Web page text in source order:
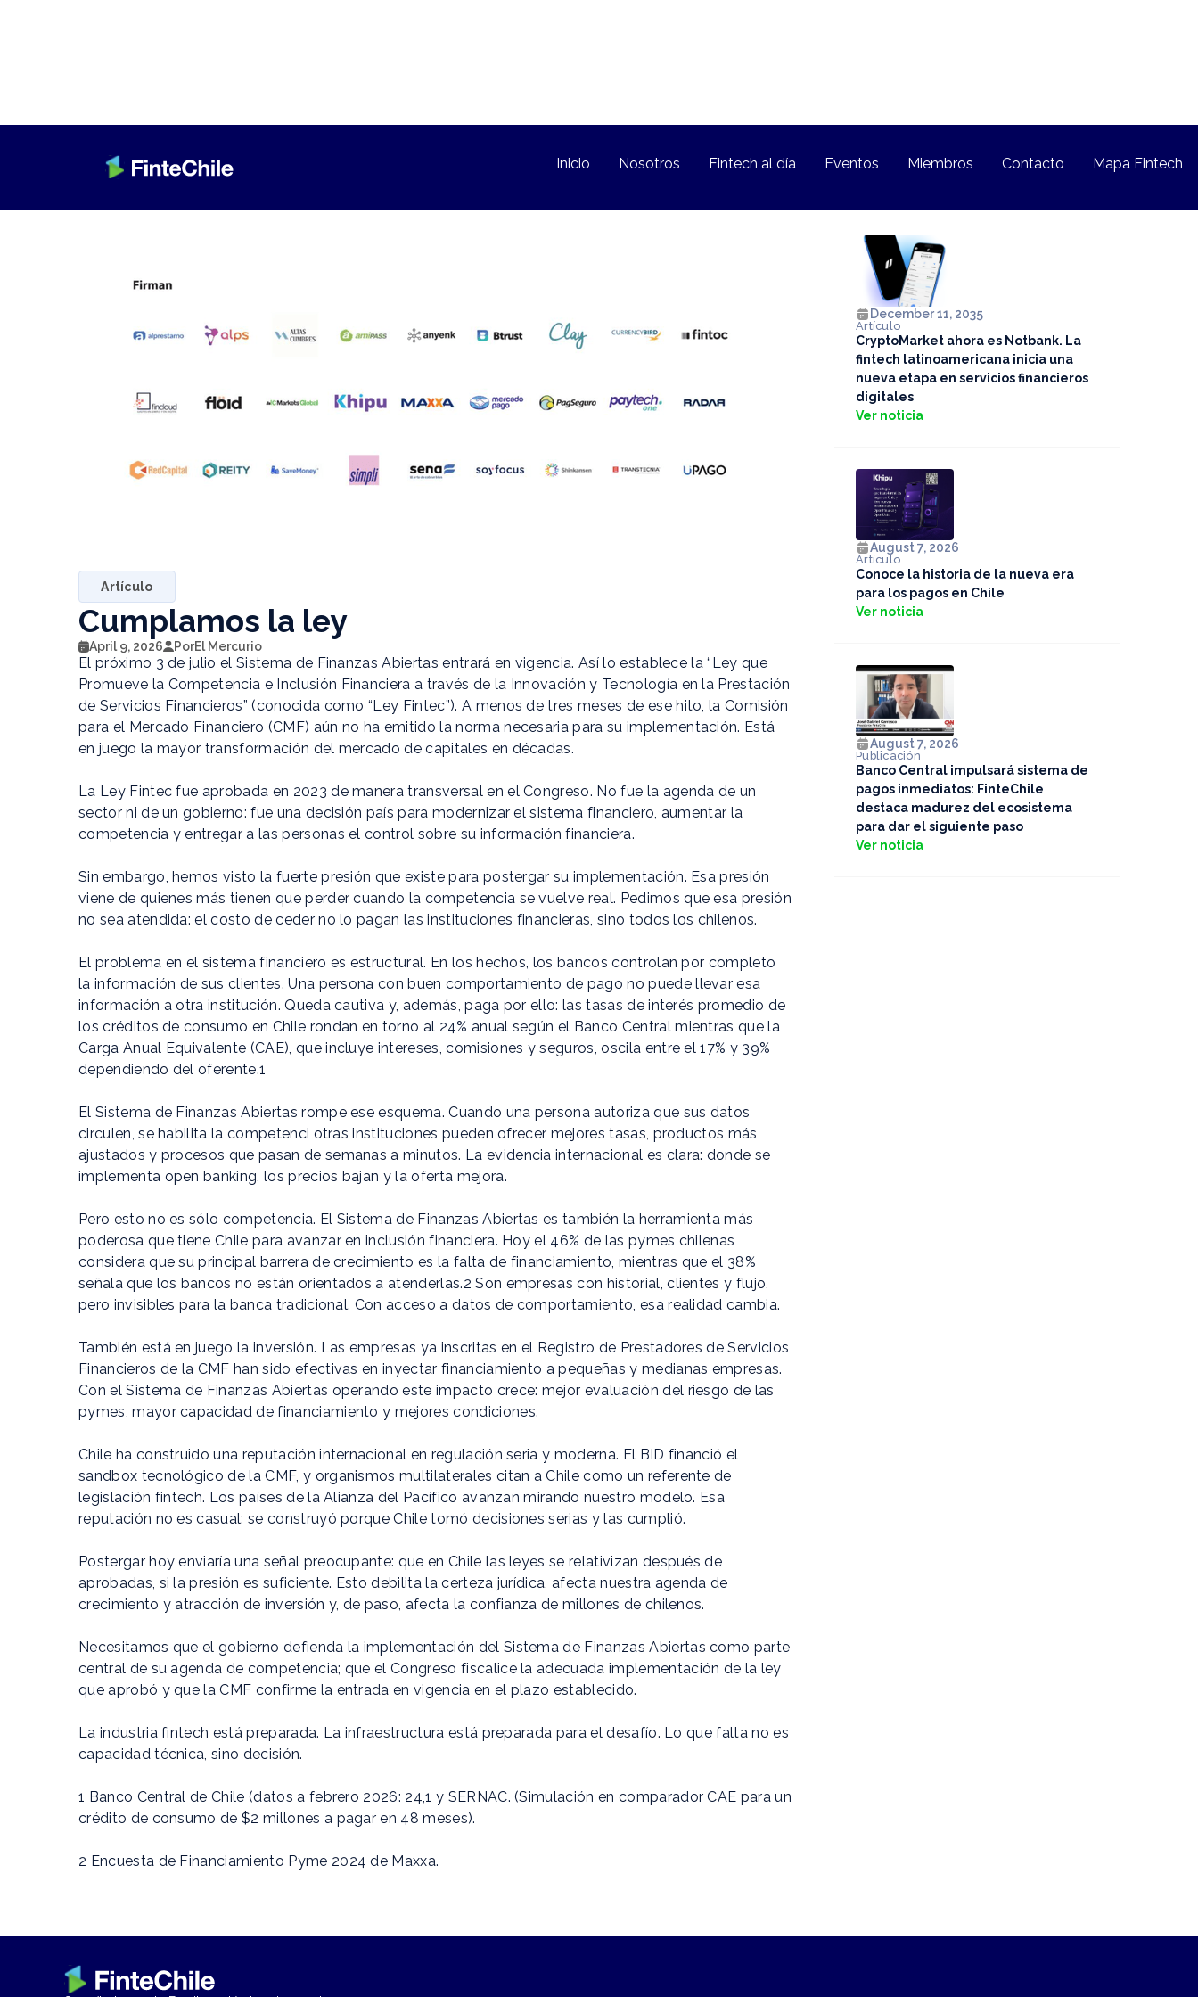
Inicio Nosotros Fintech al día Eventos Miembros Contacto Mapa Fintech
Artículo
Cumplamos la ley
April 9, 2026 PorEl Mercurio
El próximo 3 de julio el Sistema de Finanzas Abiertas entrará en vigencia. Así lo establece la “Ley que
Promueve la Competencia e Inclusión Financiera a través de la Innovación y Tecnología en la Prestación
de Servicios Financieros” (conocida como “Ley Fintec”). A menos de tres meses de ese hito, la Comisión
para el Mercado Financiero (CMF) aún no ha emitido la norma necesaria para su implementación. Está
en juego la mayor transformación del mercado de capitales en décadas.
La Ley Fintec fue aprobada en 2023 de manera transversal en el Congreso. No fue la agenda de un
sector ni de un gobierno: fue una decisión país para modernizar el sistema financiero, aumentar la
competencia y entregar a las personas el control sobre su información financiera.
Sin embargo, hemos visto la fuerte presión que existe para postergar su implementación. Esa presión
viene de quienes más tienen que perder cuando la competencia se vuelve real. Pedimos que esa presión
no sea atendida: el costo de ceder no lo pagan las instituciones financieras, sino todos los chilenos.
El problema en el sistema financiero es estructural. En los hechos, los bancos controlan por completo
la información de sus clientes. Una persona con buen comportamiento de pago no puede llevar esa
información a otra institución. Queda cautiva y, además, paga por ello: las tasas de interés promedio de
los créditos de consumo en Chile rondan en torno al 24% anual según el Banco Central mientras que la
Carga Anual Equivalente (CAE), que incluye intereses, comisiones y seguros, oscila entre el 17% y 39%
dependiendo del oferente.1
El Sistema de Finanzas Abiertas rompe ese esquema. Cuando una persona autoriza que sus datos
circulen, se habilita la competenci otras instituciones pueden ofrecer mejores tasas, productos más
ajustados y procesos que pasan de semanas a minutos. La evidencia internacional es clara: donde se
implementa open banking, los precios bajan y la oferta mejora.
Pero esto no es sólo competencia. El Sistema de Finanzas Abiertas es también la herramienta más
poderosa que tiene Chile para avanzar en inclusión financiera. Hoy el 46% de las pymes chilenas
considera que su principal barrera de crecimiento es la falta de financiamiento, mientras que el 38%
señala que los bancos no están orientados a atenderlas.2 Son empresas con historial, clientes y flujo,
pero invisibles para la banca tradicional. Con acceso a datos de comportamiento, esa realidad cambia.
También está en juego la inversión. Las empresas ya inscritas en el Registro de Prestadores de Servicios
Financieros de la CMF han sido efectivas en inyectar financiamiento a pequeñas y medianas empresas.
Con el Sistema de Finanzas Abiertas operando este impacto crece: mejor evaluación del riesgo de las
pymes, mayor capacidad de financiamiento y mejores condiciones.
Chile ha construido una reputación internacional en regulación seria y moderna. El BID financió el
sandbox tecnológico de la CMF, y organismos multilaterales citan a Chile como un referente de
legislación fintech. Los países de la Alianza del Pacífico avanzan mirando nuestro modelo. Esa
reputación no es casual: se construyó porque Chile tomó decisiones serias y las cumplió.
Postergar hoy enviaría una señal preocupante: que en Chile las leyes se relativizan después de
aprobadas, si la presión es suficiente. Esto debilita la certeza jurídica, afecta nuestra agenda de
crecimiento y atracción de inversión y, de paso, afecta la confianza de millones de chilenos.
Necesitamos que el gobierno defienda la implementación del Sistema de Finanzas Abiertas como parte
central de su agenda de competencia; que el Congreso fiscalice la adecuada implementación de la ley
que aprobó y que la CMF confirme la entrada en vigencia en el plazo establecido.
La industria fintech está preparada. La infraestructura está preparada para el desafío. Lo que falta no es
capacidad técnica, sino decisión.
1 Banco Central de Chile (datos a febrero 2026: 24,1 y SERNAC. (Simulación en comparador CAE para un
crédito de consumo de $2 millones a pagar en 48 meses).
2 Encuesta de Financiamiento Pyme 2024 de Maxxa.
December 11, 2035
Artículo
CryptoMarket ahora es Notbank. La
fintech latinoamericana inicia una
nueva etapa en servicios financieros
digitales
Ver noticia
August 7, 2026
Artículo
Conoce la historia de la nueva era
para los pagos en Chile
Ver noticia
August 7, 2026
Publicación
Banco Central impulsará sistema de
pagos inmediatos: FinteChile
destaca madurez del ecosistema
para dar el siguiente paso
Ver noticia